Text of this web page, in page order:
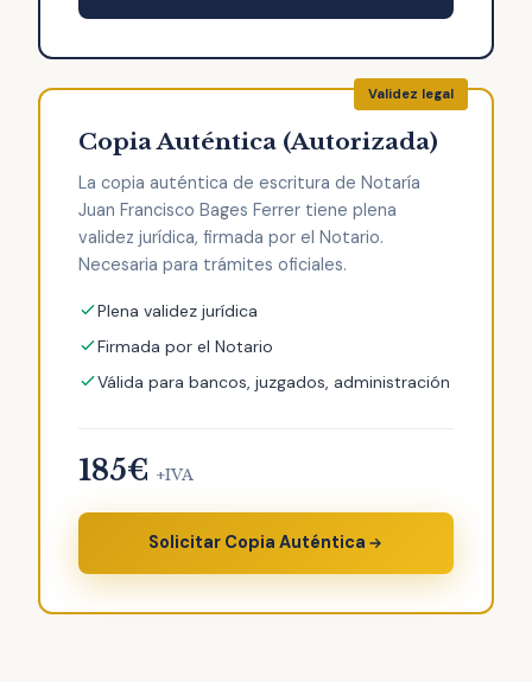
Copia Auténtica (Autorizada)
La copia auténtica de escritura de Notaría
Juan Francisco Bages Ferrer tiene plena
validez jurídica, firmada por el Notario.
Necesaria para trámites oficiales.
Plena validez jurídica
Firmada por el Notario
Válida para bancos, juzgados, administración
185€ +IVA
Solicitar Copia Auténtica